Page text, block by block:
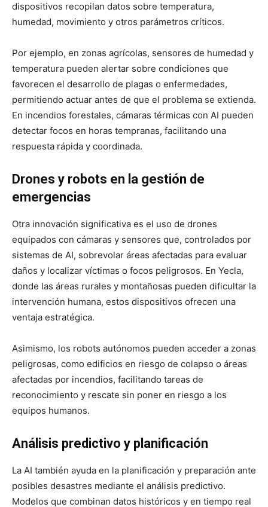
dispositivos recopilan datos sobre temperatura,
humedad, movimiento y otros parámetros críticos.
Por ejemplo, en zonas agrícolas, sensores de humedad y
temperatura pueden alertar sobre condiciones que
favorecen el desarrollo de plagas o enfermedades,
permitiendo actuar antes de que el problema se extienda.
En incendios forestales, cámaras térmicas con AI pueden
detectar focos en horas tempranas, facilitando una
respuesta rápida y coordinada.
Drones y robots en la gestión de
emergencias
Otra innovación significativa es el uso de drones
equipados con cámaras y sensores que, controlados por
sistemas de AI, sobrevolar áreas afectadas para evaluar
daños y localizar víctimas o focos peligrosos. En Yecla,
donde las áreas rurales y montañosas pueden dificultar la
intervención humana, estos dispositivos ofrecen una
ventaja estratégica.
Asimismo, los robots autónomos pueden acceder a zonas
peligrosas, como edificios en riesgo de colapso o áreas
afectadas por incendios, facilitando tareas de
reconocimiento y rescate sin poner en riesgo a los
equipos humanos.
Análisis predictivo y planificación
La AI también ayuda en la planificación y preparación ante
posibles desastres mediante el análisis predictivo.
Modelos que combinan datos históricos y en tiempo real